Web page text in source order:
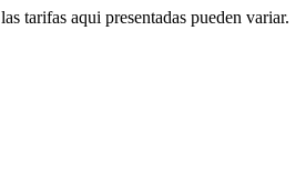
tarifas aqui presentadas pueden variar.